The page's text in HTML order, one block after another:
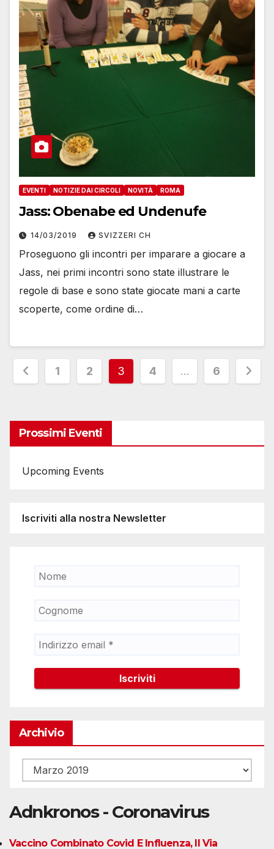
EVENTI NOTIZIE DAI CIRCOLI NOVITÀ ROMA
Jass: Obenabe ed Undenufe
14/03/2019 SVIZZERI CH
Proseguono gli incontri per imparare a giocare a
Jass, nei primi incontri sono state illustrare le
regole di base e sono state giocate mani a carte
scoperte, come ordine di…
Paginazione
articoli
1 2 3 4 … 6
Prossimi Eventi
Upcoming Events
Iscriviti alla nostra Newsletter
Archivio
Archivio
Adnkronos - Coronavirus
Vaccino Combinato Covid E Influenza, Il Via